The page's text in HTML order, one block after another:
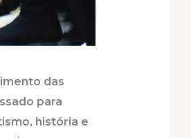
das
para
história e